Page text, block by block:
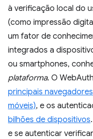
à verificação local do
(como impressão
um fator de
integrados a
ou smartphones,
plataforma. O
principais
móveis), e os
bilhões de dispositivos
e se autenticar